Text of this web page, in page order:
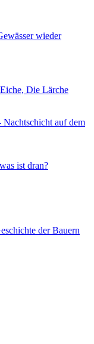
wieder
Die Lärche
Nachtschicht auf dem
ist dran?
der Bauern